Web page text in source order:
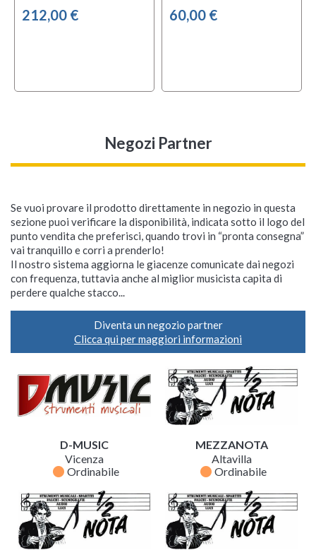
212,00 € 60,00 €
Negozi Partner
Se vuoi provare il prodotto direttamente in negozio in questa
sezione puoi verificare la disponibilità, indicata sotto il logo del
punto vendita che preferisci, quando trovi in “pronta consegna”
vai tranquillo e corri a prenderlo!
Il nostro sistema aggiorna le giacenze comunicate dai negozi
con frequenza, tuttavia anche al miglior musicista capita di
perdere qualche stacco...
Diventa un negozio partner
Clicca qui per maggiori informazioni
D-MUSIC
Vicenza
fiber_manual_record Ordinabile
MEZZANOTA
Altavilla
fiber_manual_record Ordinabile